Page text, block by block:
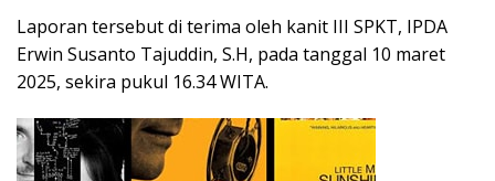
Laporan tersebut di terima oleh kanit III SPKT, IPDA
Erwin Susanto Tajuddin, S.H, pada tanggal 10 maret
2025, sekira pukul 16.34 WITA.